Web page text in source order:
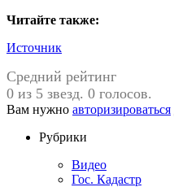
Читайте также:
Источник
Средний рейтинг
0 из 5 звезд. 0 голосов.
Вам нужно авторизироваться
Рубрики
Видео
Гос. Кадастр